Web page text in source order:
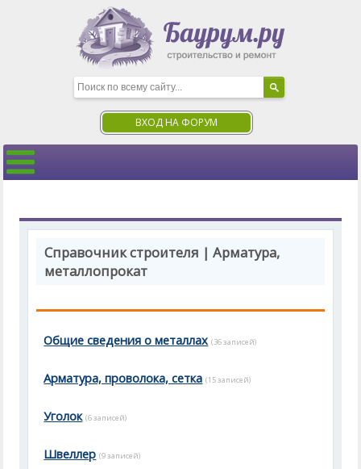
ВХОД НА ФОРУМ
Справочник строителя | Арматура,
металлопрокат
Общие сведения о металлах (36 записей)
Арматура, проволока, сетка (15 записей)
Уголок (6 записей)
Швеллер (9 записей)